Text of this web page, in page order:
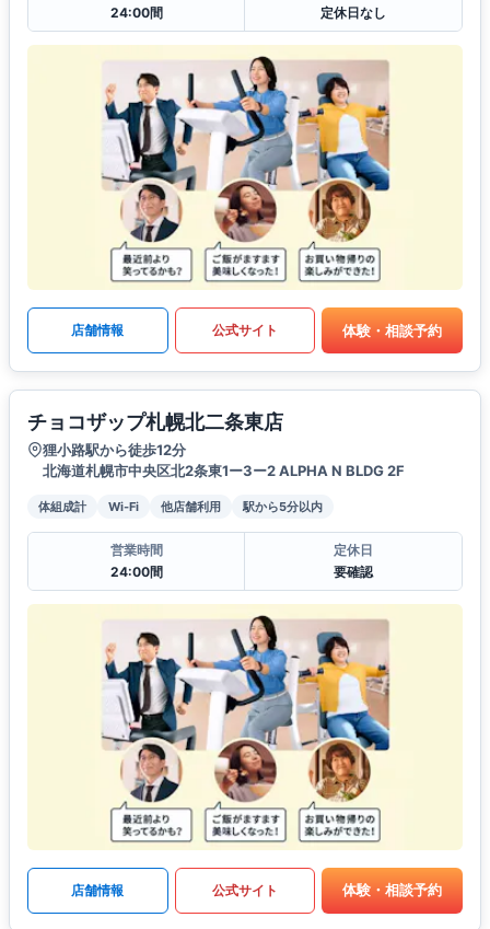
24:00間
定休日なし
店舗情報 公式サイト 体験・相談予約
チョコザップ札幌北二条東店
狸小路駅から徒歩12分
北海道札幌市中央区北2条東1ー3ー2 ALPHA N BLDG 2F
体組成計 Wi-Fi 他店舗利用 駅から5分以内
営業時間
24:00間
定休日
要確認
店舗情報 公式サイト 体験・相談予約